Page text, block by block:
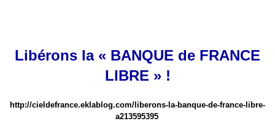
Libérons la « BANQUE de FRANCE
LIBRE » !
http://cieldefrance.eklablog.com/liberons-la-banque-de-france-libre-
a213595395